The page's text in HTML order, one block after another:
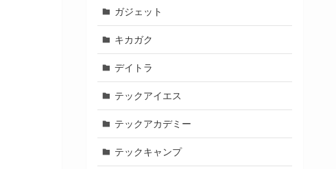
ガジェット
キカガク
デイトラ
テックアイエス
テックアカデミー
テックキャンプ